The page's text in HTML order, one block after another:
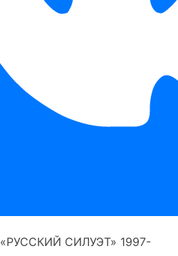
СИЛУЭТ» 1997-